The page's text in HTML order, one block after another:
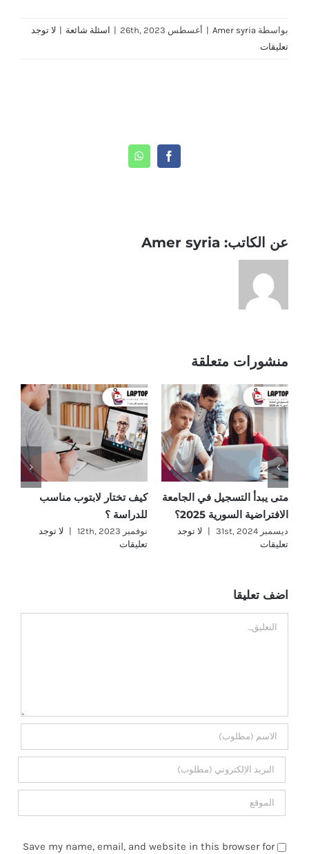
بواسطة Amer syria
| أغسطس 26th, 2023 | اسئلة شائعة | لا توجد
تعليقات
Facebook
WhatsApp
عن الكاتب: Amer syria
منشورات متعلقة
متى يبدأ التسجيل في الجامعة
الافتراضية السورية 2025؟
ديسمبر 31st, 2024 |
لا توجد
تعليقات
كيف تختار لابتوب مناسب
للدراسة ؟
نوفمبر 12th, 2023 |
لا توجد
تعليقات
اضف تعليقا
تعليق
Save my name, email, and website in this browser for